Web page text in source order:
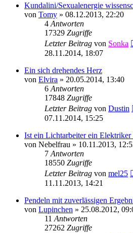
Kundalini/Sexualenergie
von Tomy » 08.12.2013, 22:20
4 Antworten
17329 Zugriffe
Letzter Beitrag von Sonka
28.11.2014, 18:07
Ein sich drehendes Herz
von Elvira » 20.05.2014, 13:40
6 Antworten
17848 Zugriffe
Letzter Beitrag von Dustin
07.11.2014, 15:25
Ist ein Lichtarbeiter ein Elektriker
von Nebelfrau » 10.11.2013,
7 Antworten
18550 Zugriffe
Letzter Beitrag von mel25
11.11.2013, 14:21
Pendeln mit zuverlässigen
von Lupinchen » 25.08.2012,
11 Antworten
27262 Zugriffe